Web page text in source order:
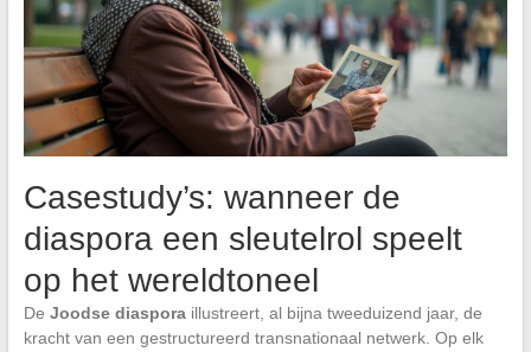
Casestudy’s: wanneer de
diaspora een sleutelrol speelt
op het wereldtoneel
De Joodse diasporaillustreert, al bijna tweeduizend jaar, de
kracht van een gestructureerd transnationaal netwerk. Op elk